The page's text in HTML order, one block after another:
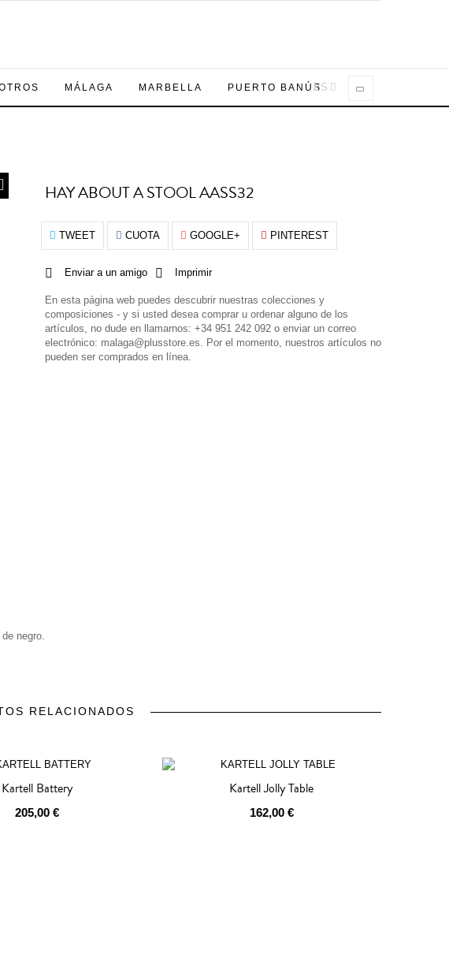
MÁLAGA MARBELLA PUERTO BANÚSES
HAY ABOUT A STOOL AASS32
TWEET CUOTA GOOGLE+ PINTEREST
Enviar a un amigo Imprimir
En esta página web puedes descubrir nuestras colecciones y
composiciones - y si usted desea comprar u ordenar alguno de los
artículos, no dude en llamarnos: +34 951 242 092 o enviar un correo
electrónico: malaga@plusstore.es. Por el momento, nuestros artículos no
pueden ser comprados en línea.
negro.
RELACIONADOS
Kartell Battery
205,00 €
Kartell Jolly Table
162,00 €